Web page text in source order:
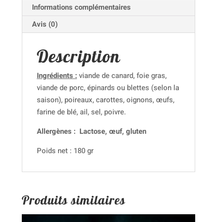
Informations complémentaires
Avis (0)
Description
Ingrédients :viande de canard, foie gras,
viande de porc, épinards ou blettes (selon la
saison), poireaux, carottes, oignons, œufs,
farine de blé, ail, sel, poivre.
Allergènes : Lactose, œuf, gluten
Poids net : 180 gr
Produits similaires